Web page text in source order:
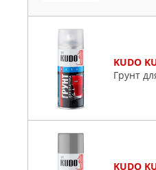
KUDO
Грунт
KUDO